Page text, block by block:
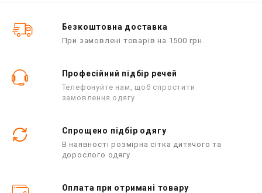
Безкоштовна доставка
При замовлені товарів на 1500 грн.
Професійний підбір речей
Телефонуйте нам, щоб спростити
замовлення одягу
Спрощено підбір одягу
В наявності розмірна сітка дитячого та
дорослого одягу
Оплата при отримані товару